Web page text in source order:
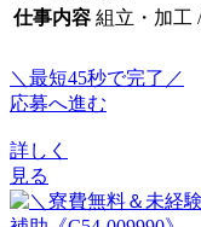
仕事内容 組立・加工
＼最短45秒で完了／
応募へ進む
詳しく
見る